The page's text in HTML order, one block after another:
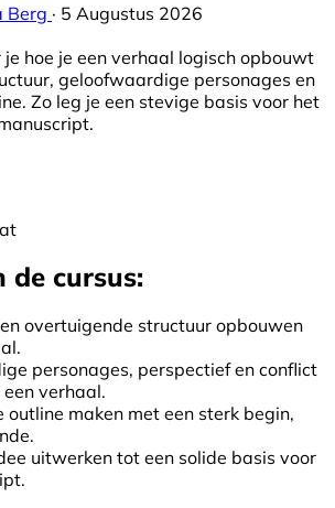
Berg · 5 Augustus 2026
je hoe je een verhaal logisch opbouwt
geloofwaardige personages en
Zo leg je een stevige basis voor het
de cursus:
overtuigende structuur opbouwen
personages, perspectief en conflict
verhaal.
outline maken met een sterk begin,
uitwerken tot een solide basis voor